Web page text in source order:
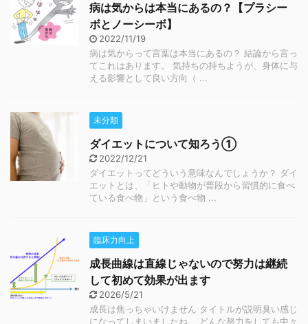
病は気からは本当にあるの？【プラシー
ボとノーシーボ】
2022/11/19
病は気からって言葉は本当にあるの？ 結論から言っ
てこれはあります。 気持ちの持ちようが、身体に与
える影響として良い方向（ ...
未分類
ダイエットについて知ろう①
2022/12/21
ダイエットってどういう意味なんでしょうか？ ダイ
エットとは、「ヒトや動物が普段から習慣的に食べ
ている食べ物」という食べ物 ...
臨床力向上
成長曲線は直線じゃないので努力は継続
して初めて効果が出ます
2026/5/21
成長は焦っちゃいけません タイトルが説明臭い感じ
になってしまいましたね。 どんな努力をしても中々